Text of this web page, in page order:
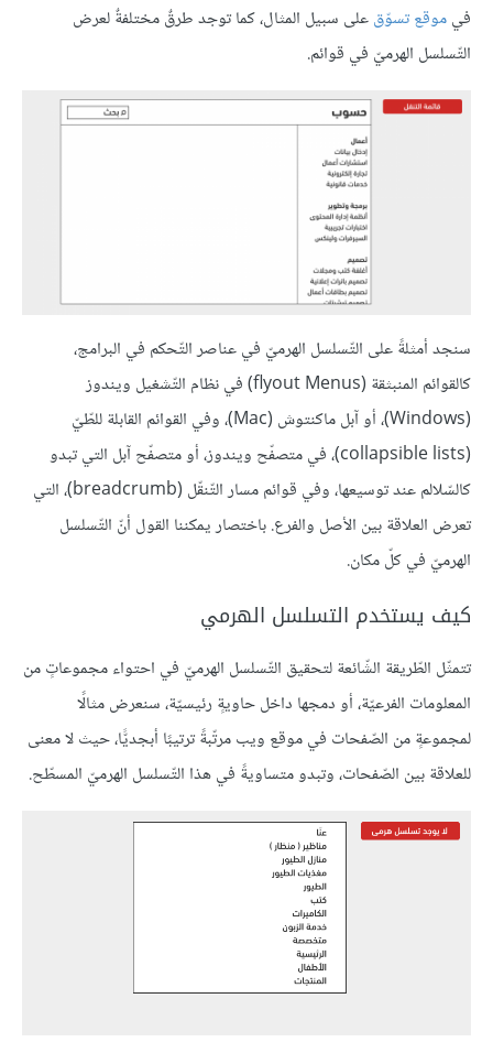
فيموقع تسوّقعلى سبيل المثال، كما توجد طرقٌ مختلفةٌ لعرض
التّسلسل الهرميّ في قوائم.
سنجد أمثلةً على التّسلسل الهرميّ في عناصر التّحكم في البرامج،
كالقوائم المنبثقة (flyout Menus) في نظام التّشغيل ويندوز
(Windows)، أو آبل ماكنتوش (Mac)، وفي القوائم القابلة للطّيّ
(collapsible lists)، في متصفّح ويندوز، أو متصفّح آبل التي تبدو
كالسّلالم عند توسيعها، وفي قوائم مسار التّنقّل (breadcrumb)، التي
تعرض العلاقة بين الأصل والفرع. باختصار يمكننا القول أنّ التّسلسل
الهرميّ في كلّ مكان.
كيف يستخدم التسلسل الهرمي
تتمثّل الطّريقة الشّائعة لتحقيق التّسلسل الهرميّ في احتواء مجموعاتٍ من
المعلومات الفرعيّة، أو دمجها داخل حاويةٍ رئيسيّة، سنعرض مثالًا
لمجموعةٍ من الصّفحات في موقع ويب مرتّبةً ترتيبًا أبجديًّا، حيث لا معنى
للعلاقة بين الصّفحات، وتبدو متساويةً في هذا التّسلسل الهرميّ المسطّح.